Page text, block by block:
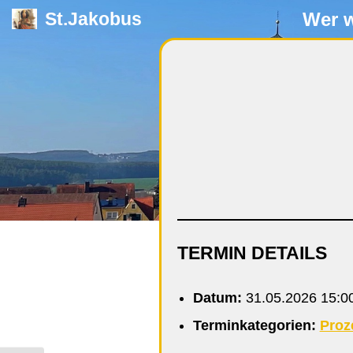
St.Jakobus Wer
TERMIN DETAILS
Datum: 31.05.2026
Terminkategorien: